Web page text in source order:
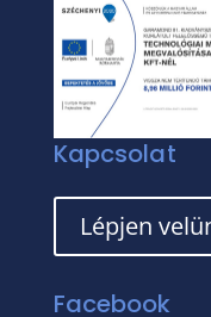
Kapcsolat
Lépjen
Facebook